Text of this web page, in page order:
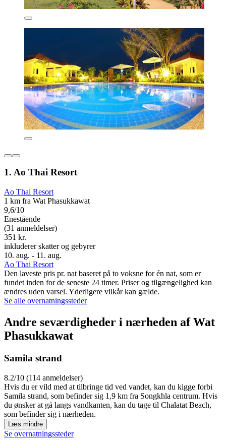
1. Ao Thai Resort
Ao Thai Resort
1 km fra Wat Phasukkawat
9,6/10
Enestående
(31 anmeldelser)
351 kr.
inkluderer skatter og gebyrer
10. aug. - 11. aug.
Ao Thai Resort
Den laveste pris pr. nat baseret på to voksne for én nat, som er
fundet inden for de seneste 24 timer. Priser og tilgængelighed kan
ændres uden varsel. Yderligere vilkår kan gælde.
Se alle overnatningssteder
Andre seværdigheder i nærheden af Wat
Phasukkawat
Samila strand
8.2/10 (114 anmeldelser)
Hvis du er vild med at tilbringe tid ved vandet, kan du kigge forbi
Samila strand, som befinder sig 1,9 km fra Songkhla centrum. Hvis
du ønsker at gå langs vandkanten, kan du tage til Chalatat Beach,
som befinder sig i nærheden.
Læs mindre
Se overnatningssteder